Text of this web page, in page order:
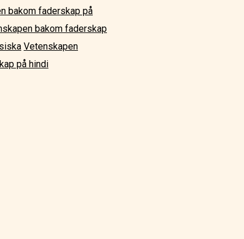
bakom faderskap på
bakom faderskap
Vetenskapen
på hindi